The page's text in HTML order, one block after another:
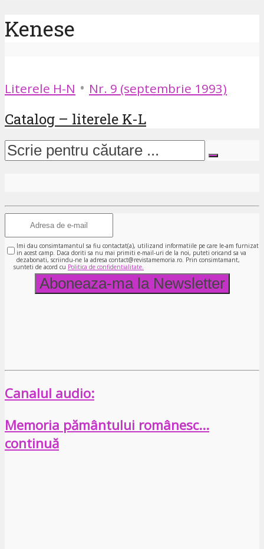
Kenese
Literele H-N • Nr. 9 (septembrie 1993)
Catalog – literele K-L
Imi dau consimtamantul sa fiu contactat(a), utilizand informatiile pe care le-am furnizat
in acest camp. Daca doriti sa nu mai primiti e-mail-uri de la noi, puteti oricand sa va
dezabonati, scriindu-ne la adresa contact@revistamemoria.ro. Prin consimtamant,
sunteti de acord cu Politica de confidentialitate.
Canalul audio:
Memoria pământului românesc…
continuă